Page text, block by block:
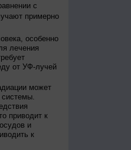
с
примерно
особенно
лечения
от УФ-лучей
может
системы.
приводит к
и
к